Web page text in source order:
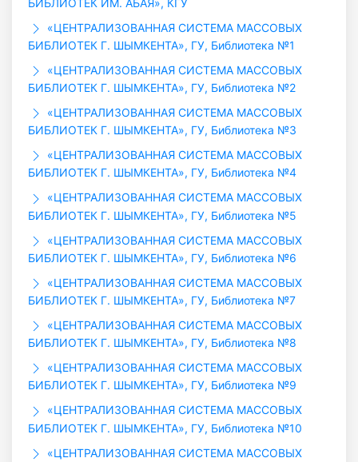
«ЦЕНТРАЛИЗОВАННАЯ СИСТЕМА МАССОВЫХ
БИБЛИОТЕК Г. ШЫМКЕНТА», ГУ, Библиотека №1
«ЦЕНТРАЛИЗОВАННАЯ СИСТЕМА МАССОВЫХ
БИБЛИОТЕК Г. ШЫМКЕНТА», ГУ, Библиотека №2
«ЦЕНТРАЛИЗОВАННАЯ СИСТЕМА МАССОВЫХ
БИБЛИОТЕК Г. ШЫМКЕНТА», ГУ, Библиотека №3
«ЦЕНТРАЛИЗОВАННАЯ СИСТЕМА МАССОВЫХ
БИБЛИОТЕК Г. ШЫМКЕНТА», ГУ, Библиотека №4
«ЦЕНТРАЛИЗОВАННАЯ СИСТЕМА МАССОВЫХ
БИБЛИОТЕК Г. ШЫМКЕНТА», ГУ, Библиотека №5
«ЦЕНТРАЛИЗОВАННАЯ СИСТЕМА МАССОВЫХ
БИБЛИОТЕК Г. ШЫМКЕНТА», ГУ, Библиотека №6
«ЦЕНТРАЛИЗОВАННАЯ СИСТЕМА МАССОВЫХ
БИБЛИОТЕК Г. ШЫМКЕНТА», ГУ, Библиотека №7
«ЦЕНТРАЛИЗОВАННАЯ СИСТЕМА МАССОВЫХ
БИБЛИОТЕК Г. ШЫМКЕНТА», ГУ, Библиотека №8
«ЦЕНТРАЛИЗОВАННАЯ СИСТЕМА МАССОВЫХ
БИБЛИОТЕК Г. ШЫМКЕНТА», ГУ, Библиотека №9
«ЦЕНТРАЛИЗОВАННАЯ СИСТЕМА МАССОВЫХ
БИБЛИОТЕК Г. ШЫМКЕНТА», ГУ, Библиотека №10
«ЦЕНТРАЛИЗОВАННАЯ СИСТЕМА МАССОВЫХ